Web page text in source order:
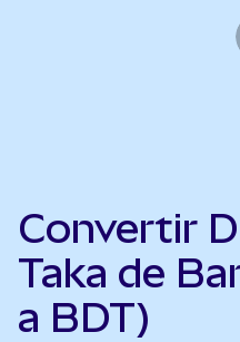
Convertir
Taka de
a BDT)